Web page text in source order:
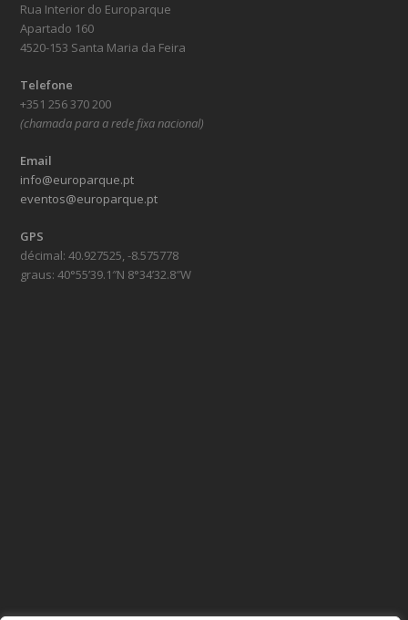
Rua Interior do Europarque
Apartado 160
4520-153 Santa Maria da Feira
Telefone
+351 256 370 200
(chamada para a rede fixa nacional)
Email
info@europarque.pt
eventos@europarque.pt
GPS
décimal: 40.927525, -8.575778
graus: 40°55’39.1″N 8°34’32.8″W